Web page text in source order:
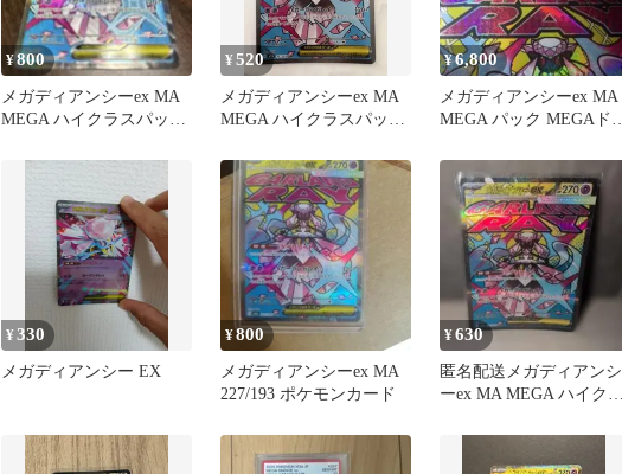
¥800
メガディアンシーex MA
MEGA ハイクラスパック
¥520
メガディアンシーex MA
MEGA ハイクラスパック
¥6,800
メガディアンシーex MA
MEGA パック MEGAドリ
¥330
メガディアンシー EX
¥800
メガディアンシーex MA
227/193 ポケモンカード
¥630
匿名配送メガディアンシ
ーex MA MEGA ハイクラ